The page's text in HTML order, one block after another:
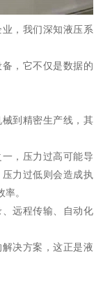
，我们深知液压系
，它不仅是数据的
到精密生产线，其
，压力过高可能导
力过低则会造成执
。
远程传输、自动化
决方案，这正是液